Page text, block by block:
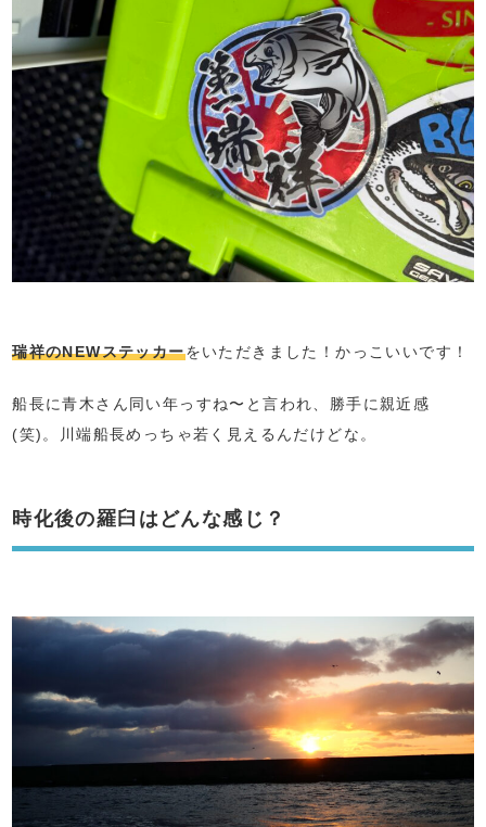
瑞祥のNEWステッカーをいただきました！かっこいいです！
船長に青木さん同い年っすね〜と言われ、勝手に親近感
(笑)。川端船長めっちゃ若く見えるんだけどな。
時化後の羅臼はどんな感じ？